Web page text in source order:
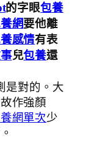
的字眼包養
網要他離
感情有表
兒包養還
是對的。大
作強顏
網單次少